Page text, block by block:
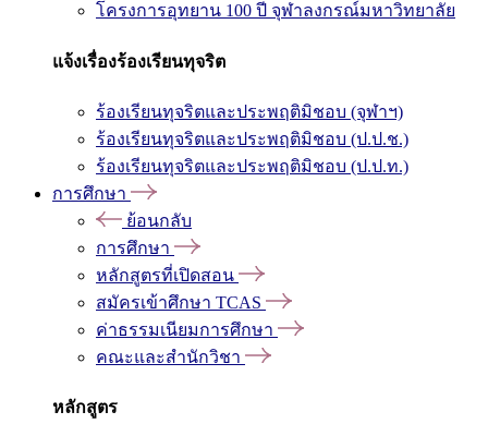
โครงการอุทยาน 100 ปี จุฬาลงกรณ์มหาวิทยาลัย
แจ้งเรื่องร้องเรียนทุจริต
ร้องเรียนทุจริตและประพฤติมิชอบ (จุฬาฯ)
ร้องเรียนทุจริตและประพฤติมิชอบ (ป.ป.ช.)
ร้องเรียนทุจริตและประพฤติมิชอบ (ป.ป.ท.)
การศึกษา
ย้อนกลับ
การศึกษา
หลักสูตรที่เปิดสอน
สมัครเข้าศึกษา TCAS
ค่าธรรมเนียมการศึกษา
คณะและสำนักวิชา
หลักสูตร